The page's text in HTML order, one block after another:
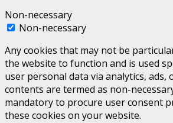
Non-necessary
Non-necessary
Any cookies that may not be
the website to function and is used
user personal data via analytics, ads,
contents are termed as non-
mandatory to procure user consent
these cookies on your website.